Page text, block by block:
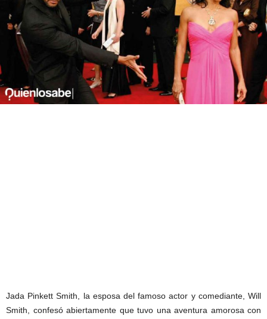
Jada Pinkett Smith, la esposa del famoso actor y comediante, Will
Smith, confesó abiertamente que tuvo una aventura amorosa con